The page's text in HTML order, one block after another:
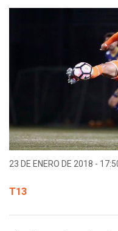
23 DE ENERO DE 2018 -
T13